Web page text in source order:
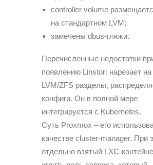
controller volume
на стандартном LVM;
замечены dbus-глюки.
Перечисленные недостатки
появлению Linstor: нарезает
LVM/ZFS разделы,
конфиги. Он в полной мере
интегрируется с Kubernetes.
Суть Proxmox – его
качестве cluster-manager. При
отдельно взятый LXC-